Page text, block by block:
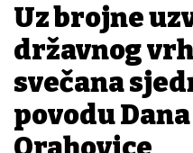
Uz brojne
državnog
svečana
povodu